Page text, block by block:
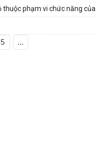
phạm vi chức năng
5 ...